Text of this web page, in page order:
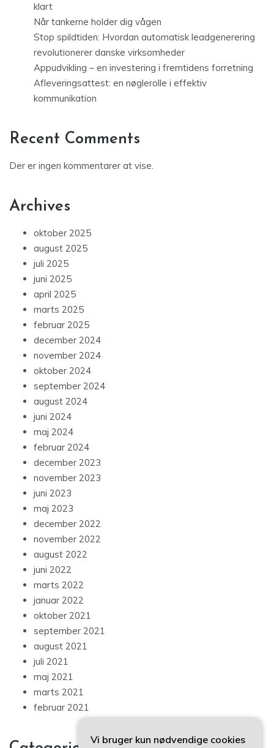
klart
Når tankerne holder dig vågen
Stop spildtiden: Hvordan automatisk leadgenerering
revolutionerer danske virksomheder
Appudvikling – en investering i fremtidens forretning
Afleveringsattest: en nøglerolle i effektiv
kommunikation
Recent Comments
Der er ingen kommentarer at vise.
Archives
oktober 2025
august 2025
juli 2025
juni 2025
april 2025
marts 2025
februar 2025
december 2024
november 2024
oktober 2024
september 2024
august 2024
juni 2024
maj 2024
februar 2024
december 2023
november 2023
juni 2023
maj 2023
december 2022
november 2022
august 2022
juni 2022
marts 2022
januar 2022
oktober 2021
september 2021
august 2021
juli 2021
maj 2021
marts 2021
februar 2021
Vi bruger kun nødvendige cookies